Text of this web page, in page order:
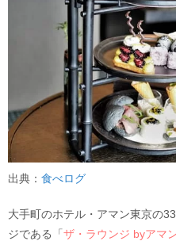
出典： 食べログ
大手町のホテル・アマン東京の
ジである「 ザ・ラウンジ byアマ